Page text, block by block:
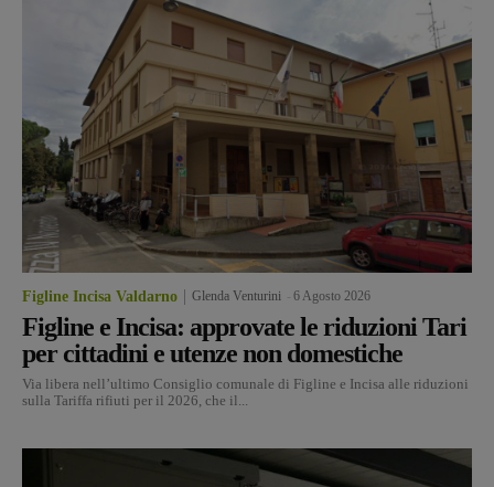
Figline Incisa Valdarno Glenda Venturini 6 Agosto 2026
Figline e Incisa: approvate le riduzioni Tari
per cittadini e utenze non domestiche
Via libera nell’ultimo Consiglio comunale di Figline e Incisa alle riduzioni
sulla Tariffa rifiuti per il 2026, che il...